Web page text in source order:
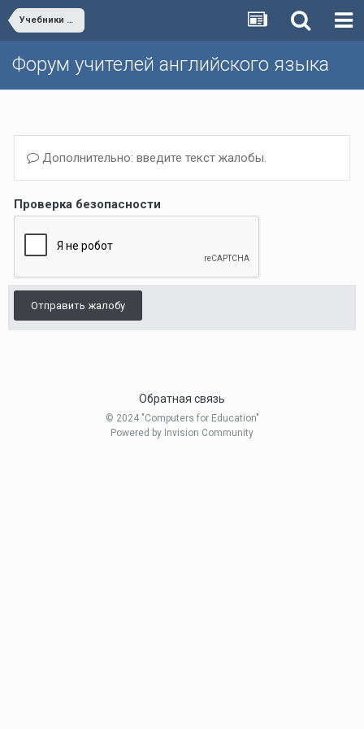
Учебники и учебные пособия
Форум учителей английского языка
Дополнительно: введите текст жалобы.
Проверка безопасности
Отправить жалобу
Обратная связь
© 2024 "Computers for Education"
Powered by Invision Community